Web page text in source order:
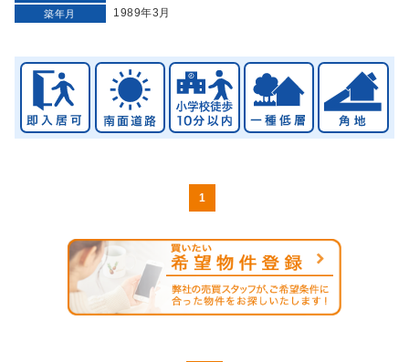
築年月 1989年3月
1